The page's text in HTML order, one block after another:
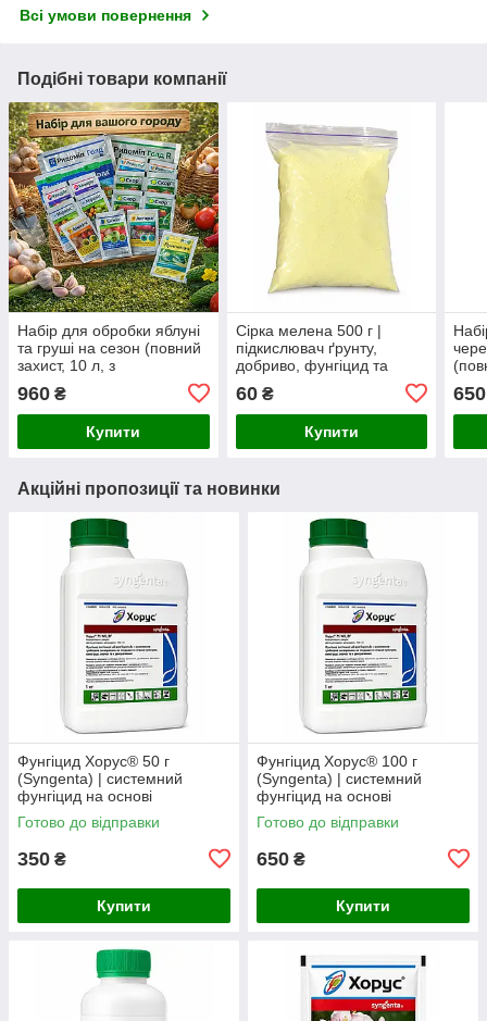
Всі умови повернення
Подібні товари компанії
Набір для обробки яблуні
та груші на сезон (повний
захист, 10 л, з
960 ₴
Купити
Сірка мелена 500 г |
підкислювач ґрунту,
добриво, фунгіцид та
60₴
Купити
650
Акційні пропозиції та новинки
Фунгіцид Хорус® 50 г
(Syngenta) | системний
фунгіцид на основі
ципродинілу 750 г/кг (на
розсип)
Готово до відправки
350 ₴
Купити
Фунгіцид Хорус® 100 г
(Syngenta) | системний
фунгіцид на основі
ципродинілу 750 г/кг (на
розсип)
Готово до відправки
650 ₴
Купити